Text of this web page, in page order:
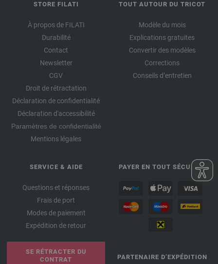
STORE FILATI
À propos de FILATI
Durabilité
Contact
Newsletter
CGV
Droit de rétractation
Déclaration de confidentialité
Déclaration d'accessibilité
Paramètres de confidentialité
Mentions légales
TOUT AUTOUR DU TRICOT
Modèle du mois
Explications gratuites
Convertir des modèles
Corrections
Conseils d’entretien
SERVICE & AIDE
Questions et réponses
Frais de port
Modes de paiement
Expédition de retour
SE RÉTRACTER DU
CONTRAT
PAYER EN TOUT SÉCURITÉ
PARTENAIRE D’EXPÉDITION